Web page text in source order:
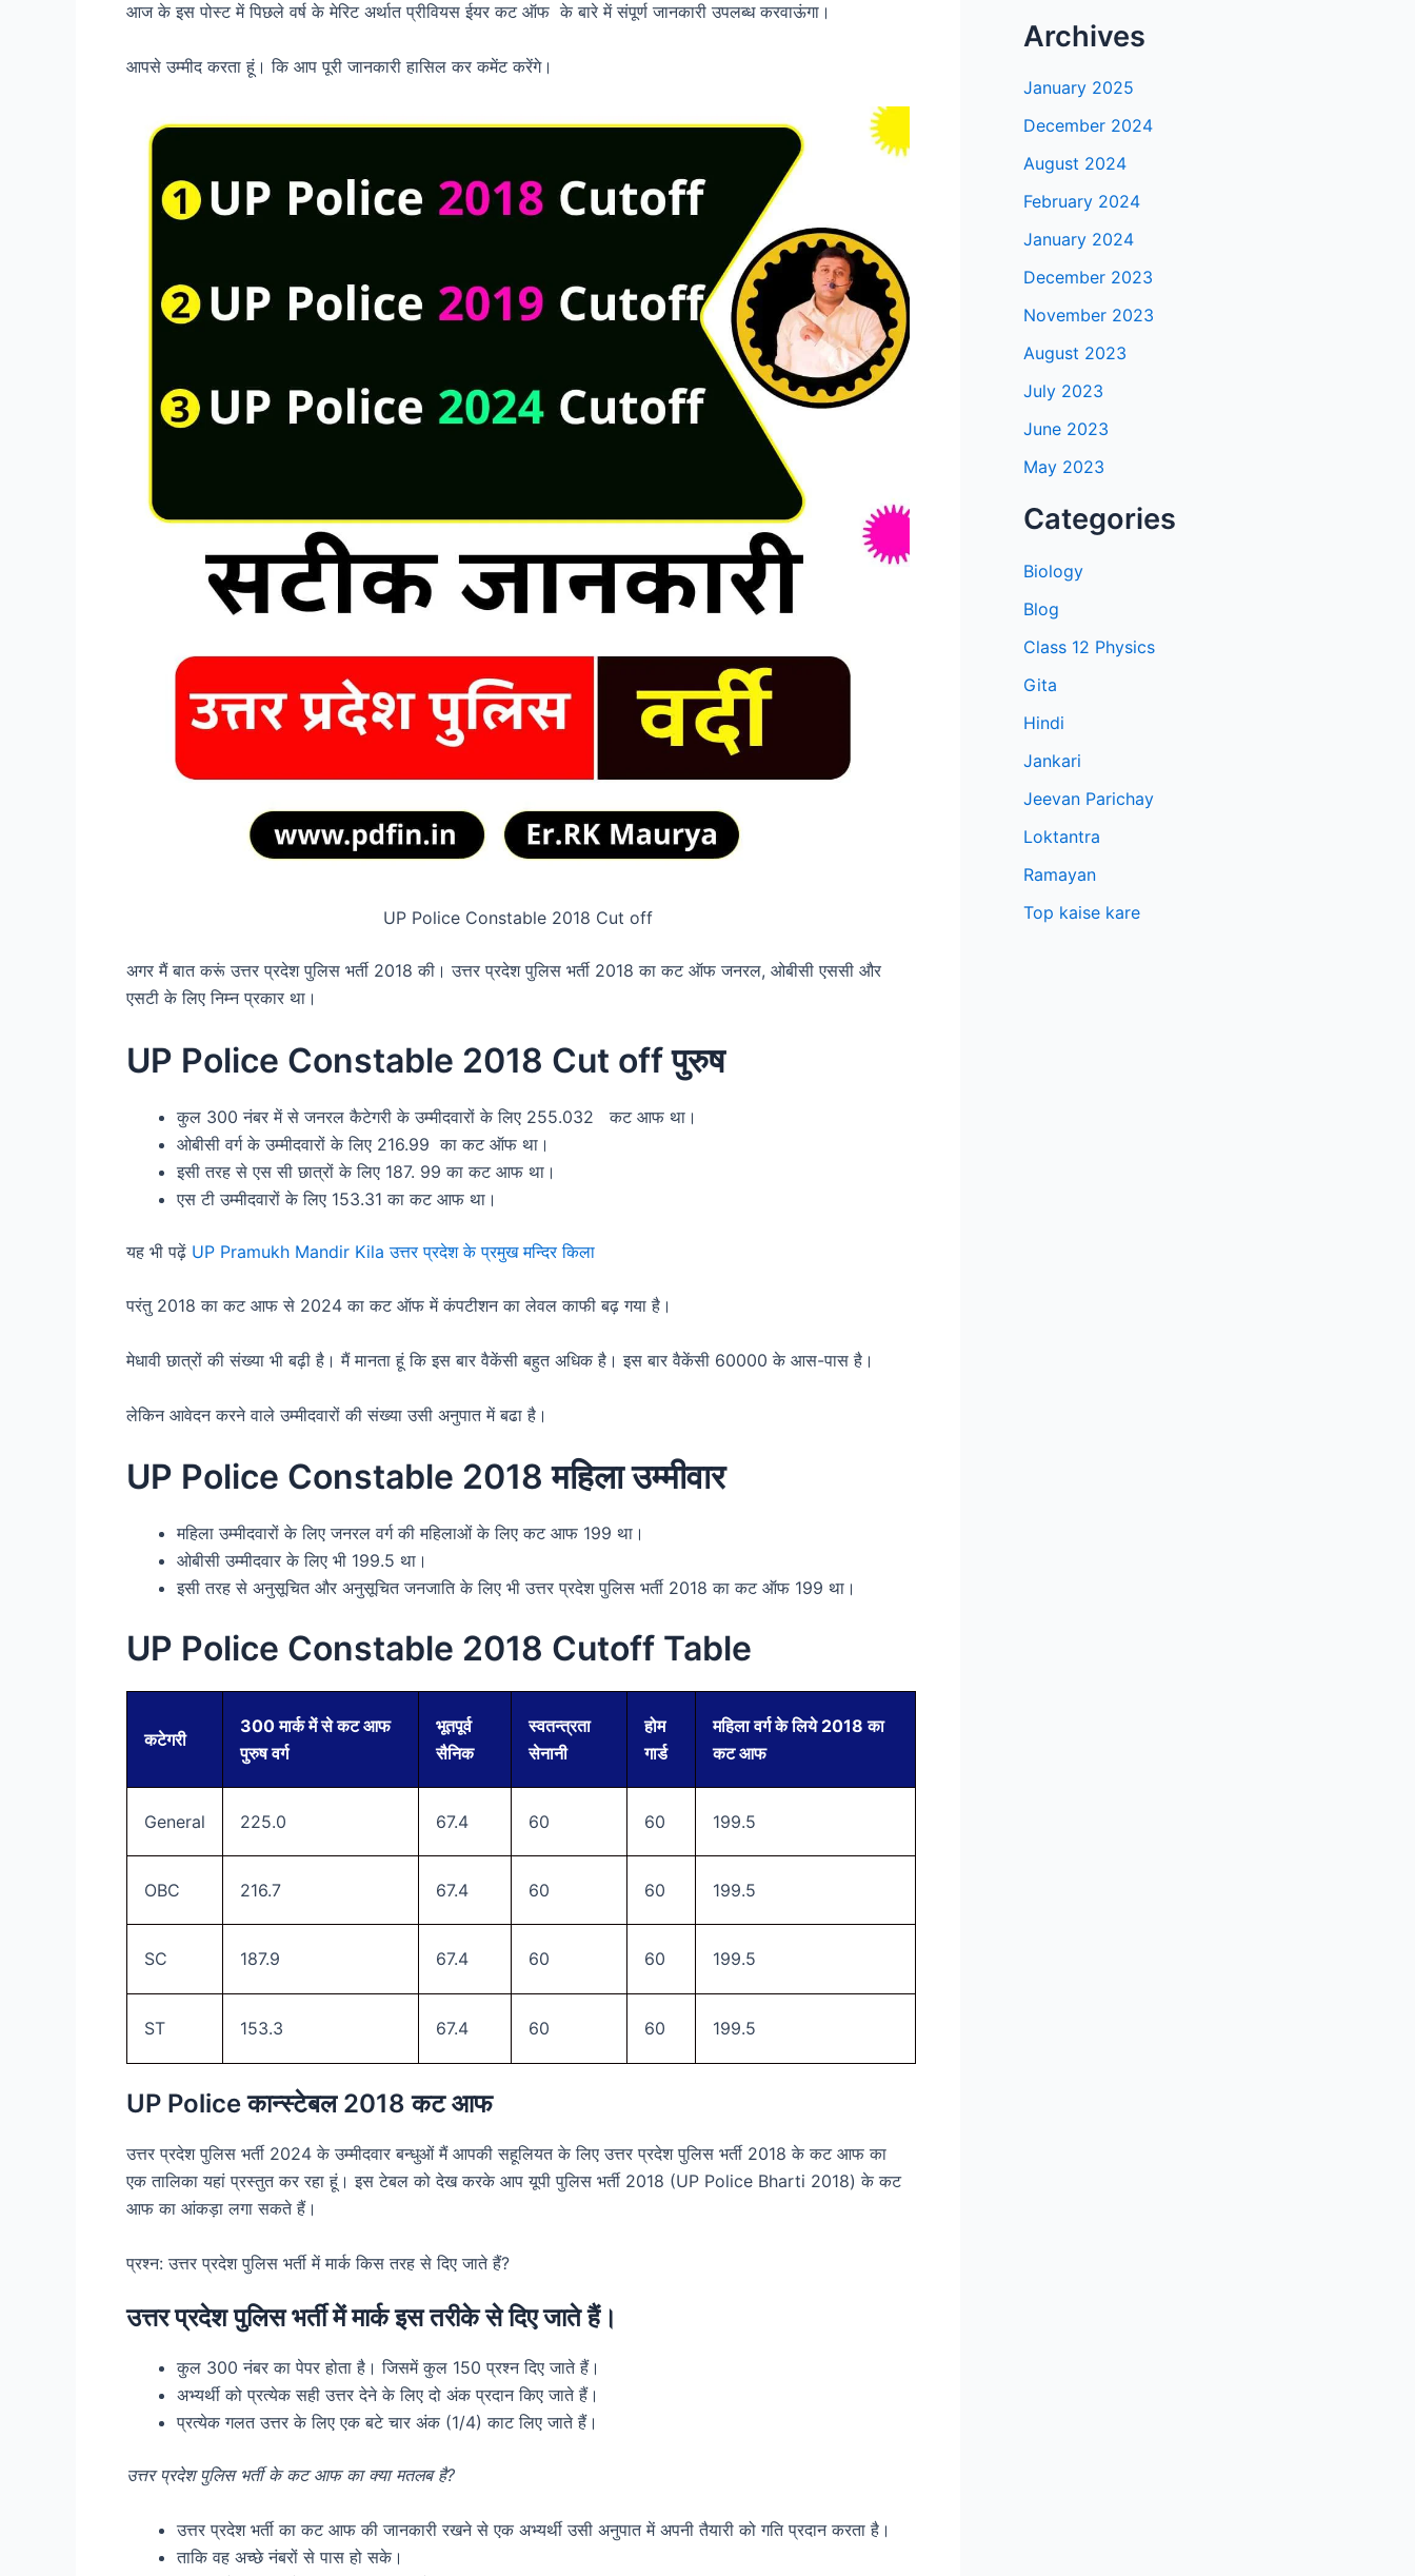
आज के इस पोस्ट में पिछले वर्ष के मेरिट अर्थात प्रीवियस ईयर कट ऑफ के बारे में संपूर्ण जानकारी उपलब्ध करवाऊंगा।
आपसे उम्मीद करता हूं। कि आप पूरी जानकारी हासिल कर कमेंट करेंगे।
UP Police Constable 2018 Cut off
अगर मैं बात करूं उत्तर प्रदेश पुलिस भर्ती 2018 की। उत्तर प्रदेश पुलिस भर्ती 2018 का कट ऑफ जनरल, ओबीसी एससी और
एसटी के लिए निम्न प्रकार था।
UP Police Constable 2018 Cut off पुरुष
कुल 300 नंबर में से जनरल कैटेगरी के उम्मीदवारों के लिए 255.032 कट आफ था।
ओबीसी वर्ग के उम्मीदवारों के लिए 216.99 का कट ऑफ था।
इसी तरह से एस सी छात्रों के लिए 187. 99 का कट आफ था।
एस टी उम्मीदवारों के लिए 153.31 का कट आफ था।
यह भी पढ़ें UP Pramukh Mandir Kila उत्तर प्रदेश के प्रमुख मन्दिर किला
परंतु 2018 का कट आफ से 2024 का कट ऑफ में कंपटीशन का लेवल काफी बढ़ गया है।
मेधावी छात्रों की संख्या भी बढ़ी है। मैं मानता हूं कि इस बार वैकेंसी बहुत अधिक है। इस बार वैकेंसी 60000 के आस-पास है।
लेकिन आवेदन करने वाले उम्मीदवारों की संख्या उसी अनुपात में बढा है।
UP Police Constable 2018 महिला उम्मीवार
महिला उम्मीदवारों के लिए जनरल वर्ग की महिलाओं के लिए कट आफ 199 था।
ओबीसी उम्मीदवार के लिए भी 199.5 था।
इसी तरह से अनुसूचित और अनुसूचित जनजाति के लिए भी उत्तर प्रदेश पुलिस भर्ती 2018 का कट ऑफ 199 था।
UP Police Constable 2018 Cutoff Table
कटेगरी
300 मार्क में से कट आफ
पुरुष वर्ग
भूतपूर्व
सैनिक
स्वतन्त्रता
सेनानी
होम
गार्ड
महिला वर्ग के लिये 2018 का
कट आफ
General 225.0 67.4 60 60 199.5
OBC 216.7 67.4 60 60 199.5
SC 187.9 67.4 60 60 199.5
ST 153.3 67.4 60 60 199.5
UP Police कान्स्टेबल 2018 कट आफ
उत्तर प्रदेश पुलिस भर्ती 2024 के उम्मीदवार बन्धुओं मैं आपकी सहूलियत के लिए उत्तर प्रदेश पुलिस भर्ती 2018 के कट आफ का
एक तालिका यहां प्रस्तुत कर रहा हूं। इस टेबल को देख करके आप यूपी पुलिस भर्ती 2018 (UP Police Bharti 2018) के कट
आफ का आंकड़ा लगा सकते हैं।
प्रश्न: उत्तर प्रदेश पुलिस भर्ती में मार्क किस तरह से दिए जाते हैं?
उत्तर प्रदेश पुलिस भर्ती में मार्क इस तरीके से दिए जाते हैं।
कुल 300 नंबर का पेपर होता है। जिसमें कुल 150 प्रश्न दिए जाते हैं।
अभ्यर्थी को प्रत्येक सही उत्तर देने के लिए दो अंक प्रदान किए जाते हैं।
प्रत्येक गलत उत्तर के लिए एक बटे चार अंक (1/4) काट लिए जाते हैं।
उत्तर प्रदेश पुलिस भर्ती के कट आफ का क्या मतलब है?
उत्तर प्रदेश भर्ती का कट आफ की जानकारी रखने से एक अभ्यर्थी उसी अनुपात में अपनी तैयारी को गति प्रदान करता है।
ताकि वह अच्छे नंबरों से पास हो सके।
Archives
January 2025
December 2024
August 2024
February 2024
January 2024
December 2023
November 2023
August 2023
July 2023
June 2023
May 2023
Categories
Biology
Blog
Class 12 Physics
Gita
Hindi
Jankari
Jeevan Parichay
Loktantra
Ramayan
Top kaise kare